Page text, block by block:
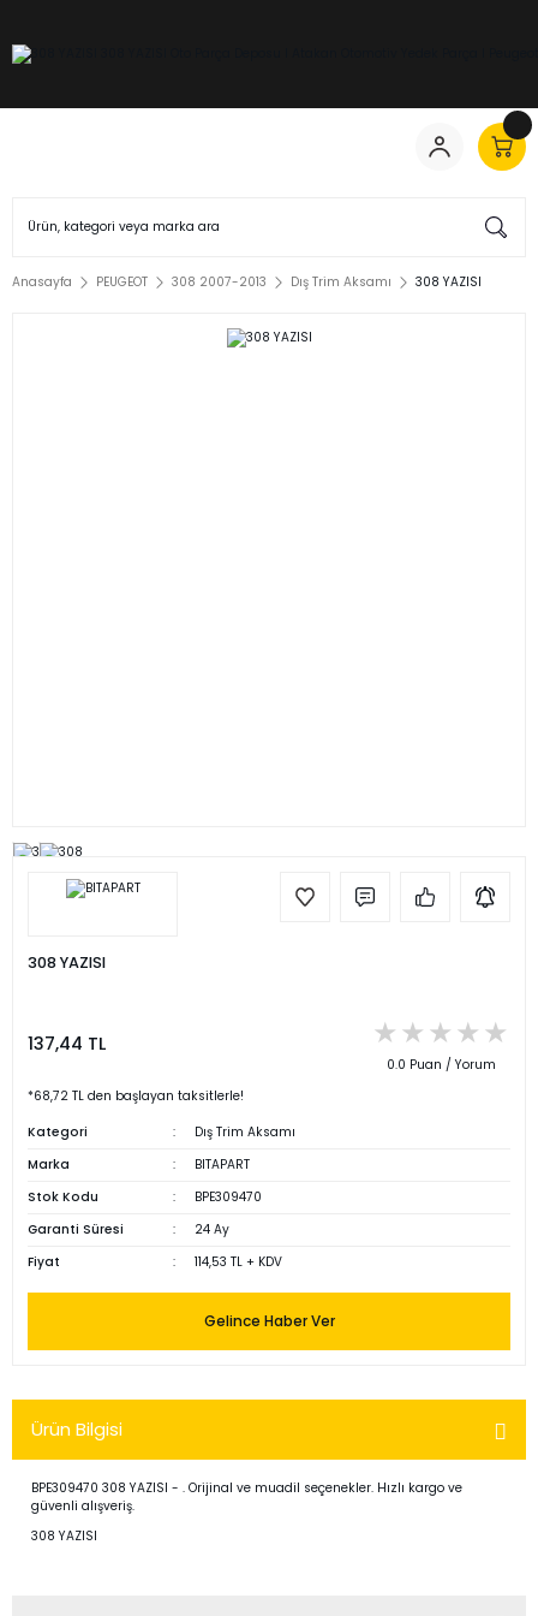
Anasayfa PEUGEOT 308 2007-2013 Dış Trim Aksamı 308 YAZISI
308 YAZISI
137,44 TL
0.0 Puan / Yorum
*68,72 TL den başlayan taksitlerle!
Kategori
Dış Trim Aksamı
Marka
BITAPART
Stok Kodu
BPE309470
Garanti Süresi
24 Ay
Fiyat
114,53 TL + KDV
Gelince Haber Ver
Ürün Bilgisi
BPE309470 308 YAZISI - . Orijinal ve muadil seçenekler. Hızlı kargo ve
güvenli alışveriş.
308 YAZISI